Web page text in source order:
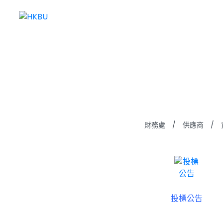
財務處 / 供應商 /
投標公告